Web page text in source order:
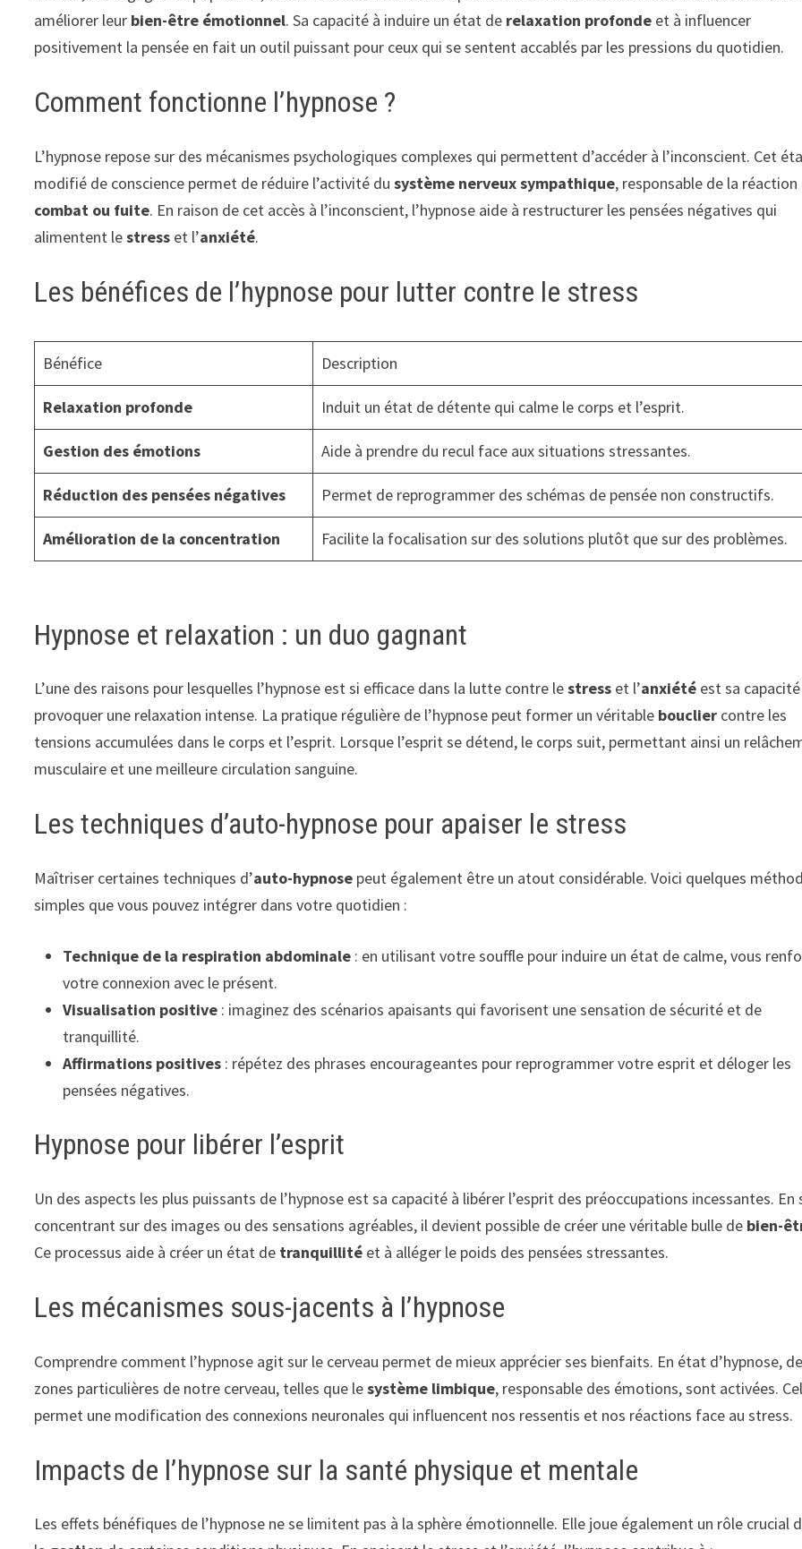
améliorer leur bien-être émotionnel. Sa capacité à induire un état de relaxation profonde et à influencer
positivement la pensée en fait un outil puissant pour ceux qui se sentent accablés par les pressions du quotidien.
Comment fonctionne l’hypnose ?
L’hypnose repose sur des mécanismes psychologiques complexes qui permettent d’accéder à l’inconscient. Cet
modifié de conscience permet de réduire l’activité dusystème nerveux sympathique, responsable de la réaction
combat ou fuite. En raison de cet accès à l’inconscient, l’hypnose aide à restructurer les pensées négatives qui
alimentent lestress et l’anxiété.
Les bénéfices de l’hypnose pour lutter contre le stress
Bénéfice Description
Relaxation profonde Induit un état de détente qui calme le corps et l’esprit.
Gestion des émotions Aide à prendre du recul face aux situations stressantes.
Réduction des pensées négatives Permet de reprogrammer des schémas de pensée non constructifs.
Amélioration de la concentration Facilite la focalisation sur des solutions plutôt que sur des problèmes.
Hypnose et relaxation : un duo gagnant
L’une des raisons pour lesquelles l’hypnose est si efficace dans la lutte contre lestress et l’anxiété est sa
provoquer une relaxation intense. La pratique régulière de l’hypnose peut former un véritable bouclier contre les
tensions accumulées dans le corps et l’esprit. Lorsque l’esprit se détend, le corps suit, permettant ainsi un
musculaire et une meilleure circulation sanguine.
Les techniques d’auto-hypnose pour apaiser le stress
Maîtriser certaines techniques d’auto-hypnose peut également être un atout considérable. Voici quelques
simples que vous pouvez intégrer dans votre quotidien :
Technique de la respiration abdominale : en utilisant votre souffle pour induire un état de calme, vous
votre connexion avec le présent.
Visualisation positive : imaginez des scénarios apaisants qui favorisent une sensation de sécurité et de
tranquillité.
Affirmations positives : répétez des phrases encourageantes pour reprogrammer votre esprit et déloger les
pensées négatives.
Hypnose pour libérer l’esprit
Un des aspects les plus puissants de l’hypnose est sa capacité à libérer l’esprit des préoccupations incessantes. En
concentrant sur des images ou des sensations agréables, il devient possible de créer une véritable bulle de bien-
Ce processus aide à créer un état de tranquillité et à alléger le poids des pensées stressantes.
Les mécanismes sous-jacents à l’hypnose
Comprendre comment l’hypnose agit sur le cerveau permet de mieux apprécier ses bienfaits. En état d’hypnose,
zones particulières de notre cerveau, telles que lesystème limbique, responsable des émotions, sont activées.
permet une modification des connexions neuronales qui influencent nos ressentis et nos réactions face au stress.
Impacts de l’hypnose sur la santé physique et mentale
Les effets bénéfiques de l’hypnose ne se limitent pas à la sphère émotionnelle. Elle joue également un rôle crucial